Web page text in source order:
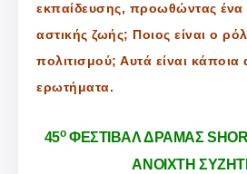
εκπαίδευσης, προωθώντας ένα
αστικής ζωής; Ποιος είναι ο
πολιτισμού; Αυτά είναι κάποια
ερωτήματα.
45οΦΕΣΤΙΒΑΛ ΔΡΑΜΑΣ
ΑΝΟΙΧΤΗ